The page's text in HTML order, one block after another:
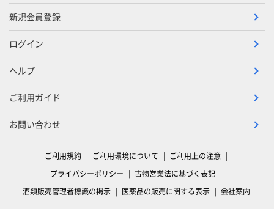
新規会員登録
ログイン
ヘルプ
ご利用ガイド
お問い合わせ
ご利用規約 ご利用環境について
ご利用上の注意
プライバシーポリシー
古物営業法に基づく表記
酒類販売管理者標識の掲示
医薬品の販売に関する表示 会社案内